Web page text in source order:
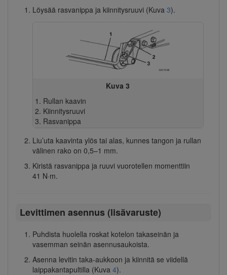
Löysää rasvanippa ja kiinnitysruuvi (Kuva 3).
Kuva 3
Rullan kaavin
Kiinnitysruuvi
Rasvanippa
Liu’uta kaavinta ylös tai alas, kunnes tangon ja rullan
välinen rako on 0,5–1 mm.
Kiristä rasvanippa ja ruuvi vuorotellen momenttiin
41 N·m.
Levittimen asennus (lisävaruste)
Puhdista huolella roskat kotelon takaseinän ja
vasemman seinän asennusaukoista.
Asenna levitin taka-aukkoon ja kiinnitä se viidellä
laippakantapultilla (Kuva 4).